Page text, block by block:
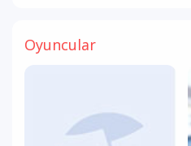
Oyuncular